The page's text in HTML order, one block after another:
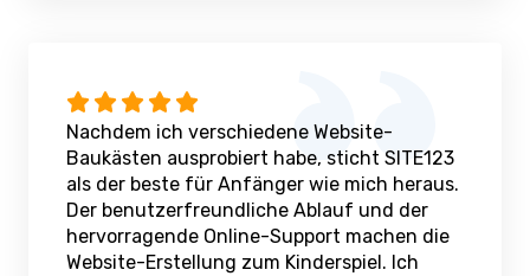
Nachdem ich verschiedene Website-
Baukästen ausprobiert habe, sticht SITE123
als der beste für Anfänger wie mich heraus.
Der benutzerfreundliche Ablauf und der
hervorragende Online-Support machen die
Website-Erstellung zum Kinderspiel. Ich